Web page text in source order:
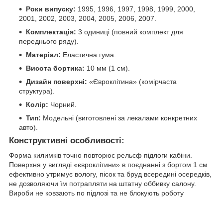
Роки випуску: 1995, 1996, 1997, 1998, 1999, 2000,
2001, 2002, 2003, 2004, 2005, 2006, 2007.
Комплектація: 3 одиниці (повний комплект для
переднього ряду).
Матеріал: Еластична гума.
Висота бортика: 10 мм (1 см).
Дизайн поверхні: «Євроклітина» (комірчаста
структура).
Колір: Чорний.
Тип: Модельні (виготовлені за лекалами конкретних
авто).
Конструктивні особливості:
Форма килимків точно повторює рельєф підлоги кабіни.
Поверхня у вигляді «євроклітини» в поєднанні з бортом 1 см
ефективно утримує вологу, пісок та бруд всередині осередків,
не дозволяючи їм потрапляти на штатну оббивку салону.
Вироби не ковзають по підлозі та не блокують роботу